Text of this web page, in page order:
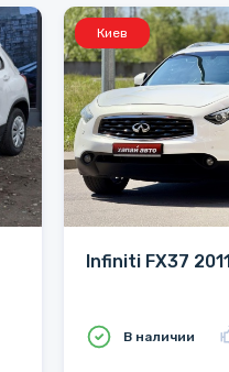
Киев
Infiniti FX37 2011
В наличии